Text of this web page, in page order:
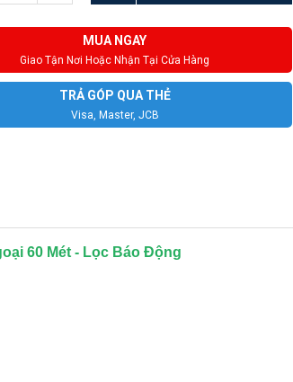
MUA NGAY
Giao Tận Nơi Hoặc Nhận Tại Cửa Hàng
TRẢ GÓP QUA THẺ
Visa, Master, JCB
60 Mét - Lọc Báo Động